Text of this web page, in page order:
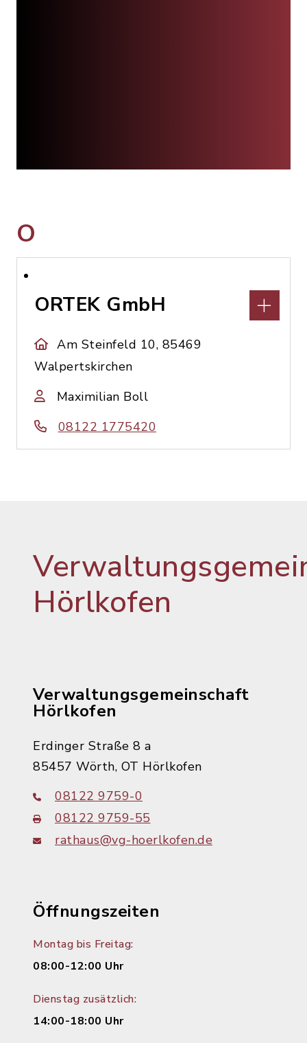
O
ORTEK GmbH
Am Steinfeld 10, 85469
Walpertskirchen
Maximilian Boll
08122 1775420
Hörlkofen
Verwaltungsgemeinschaft
Hörlkofen
Erdinger Straße 8 a
85457 Wörth, OT Hörlkofen
08122 9759-0
08122 9759-55
rathaus@vg-hoerlkofen.de
Öffnungszeiten
Montag bis Freitag:
08:00-12:00 Uhr
Dienstag zusätzlich:
14:00-18:00 Uhr